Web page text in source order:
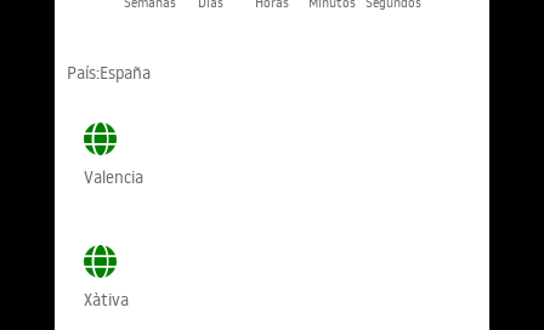
País:España
Valencia
Xàtiva